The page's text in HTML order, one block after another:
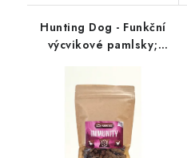
Hunting Dog - Funkční
výcvikové pamlsky;